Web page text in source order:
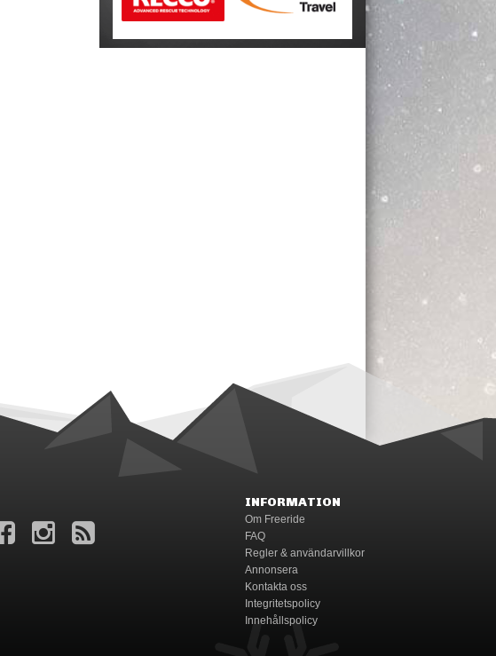
INFORMATION
Om Freeride
FAQ
Regler & användarvillkor
Annonsera
Kontakta oss
Integritetspolicy
Innehållspolicy